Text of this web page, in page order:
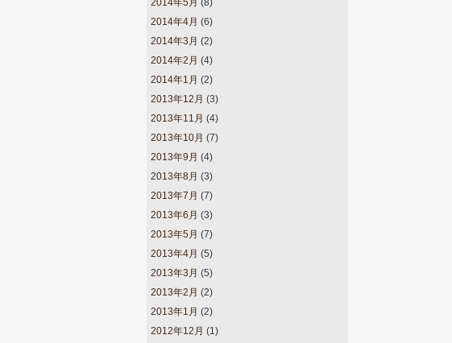
2014年5月 (8)
2014年4月 (6)
2014年3月 (2)
2014年2月 (4)
2014年1月 (2)
2013年12月 (3)
2013年11月 (4)
2013年10月 (7)
2013年9月 (4)
2013年8月 (3)
2013年7月 (7)
2013年6月 (3)
2013年5月 (7)
2013年4月 (5)
2013年3月 (5)
2013年2月 (2)
2013年1月 (2)
2012年12月 (1)